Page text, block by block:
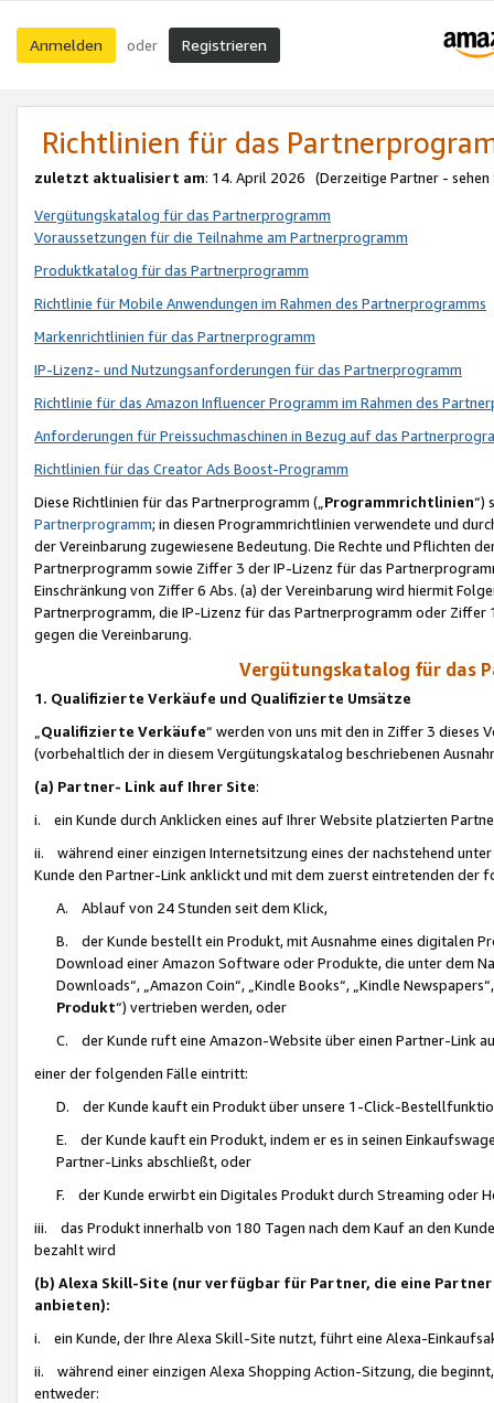
Anmelden oder Registrieren
Richtlinien für das
zuletzt aktualisiert am: 14. April 2026 (Derzeitige Partner - sehen
Vergütungskatalog für das Partnerprogramm
Voraussetzungen für die Teilnahme am Partnerprogramm
Produktkatalog für das Partnerprogramm
Richtlinie für Mobile Anwendungen im Rahmen des Partnerprogramms
Markenrichtlinien für das Partnerprogramm
IP-Lizenz- und Nutzungsanforderungen für das Partnerprogramm
Richtlinie für das Amazon Influencer Programm im Rahmen des
Anforderungen für Preissuchmaschinen in Bezug auf das
Richtlinien für das Creator Ads Boost-Programm
Diese Richtlinien für das Partnerprogramm („Programmrichtlinien“)
Partnerprogramm; in diesen Programmrichtlinien verwendete und
der Vereinbarung zugewiesene Bedeutung. Die Rechte und Pflichten
Partnerprogramm sowie Ziffer 3 der IP-Lizenz für das
Einschränkung von Ziffer 6 Abs. (a) der Vereinbarung wird hiermit
Partnerprogramm, die IP-Lizenz für das Partnerprogramm oder
gegen die Vereinbarung.
Vergütungskatalog für das
1. Qualifizierte Verkäufe und Qualifizierte Umsätze
Qualifizierte Verkäufe“ werden von uns mit den in Ziffer 3
(vorbehaltlich der in diesem Vergütungskatalog beschriebenen
(a) Partner- Link auf Ihrer Site:
i. ein Kunde durch Anklicken eines auf Ihrer Website platzierten
ii. während einer einzigen Internetsitzung eines der nachstehend
Kunde den Partner-Link anklickt und mit dem zuerst eintretenden der
A. Ablauf von 24 Stunden seit dem Klick,
B. der Kunde bestellt ein Produkt, mit Ausnahme eines digitalen
Download einer Amazon Software oder Produkte, die unter dem
Downloads“, „Amazon Coin“, „Kindle Books“, „Kindle
Produkt“) vertrieben werden, oder
C. der Kunde ruft eine Amazon-Website über einen Partner-Link
einer der folgenden Fälle eintritt:
D. der Kunde kauft ein Produkt über unsere 1-Click-
E. der Kunde kauft ein Produkt, indem er es in seinen
Partner-Links abschließt, oder
F. der Kunde erwirbt ein Digitales Produkt durch Streaming oder
iii. das Produkt innerhalb von 180 Tagen nach dem Kauf an den
bezahlt wird
(b) Alexa Skill-Site (nur verfügbar für Partner, die eine
anbieten):
i. ein Kunde, der Ihre Alexa Skill-Site nutzt, führt eine Alexa-
ii. während einer einzigen Alexa Shopping Action-Sitzung, die
entweder: